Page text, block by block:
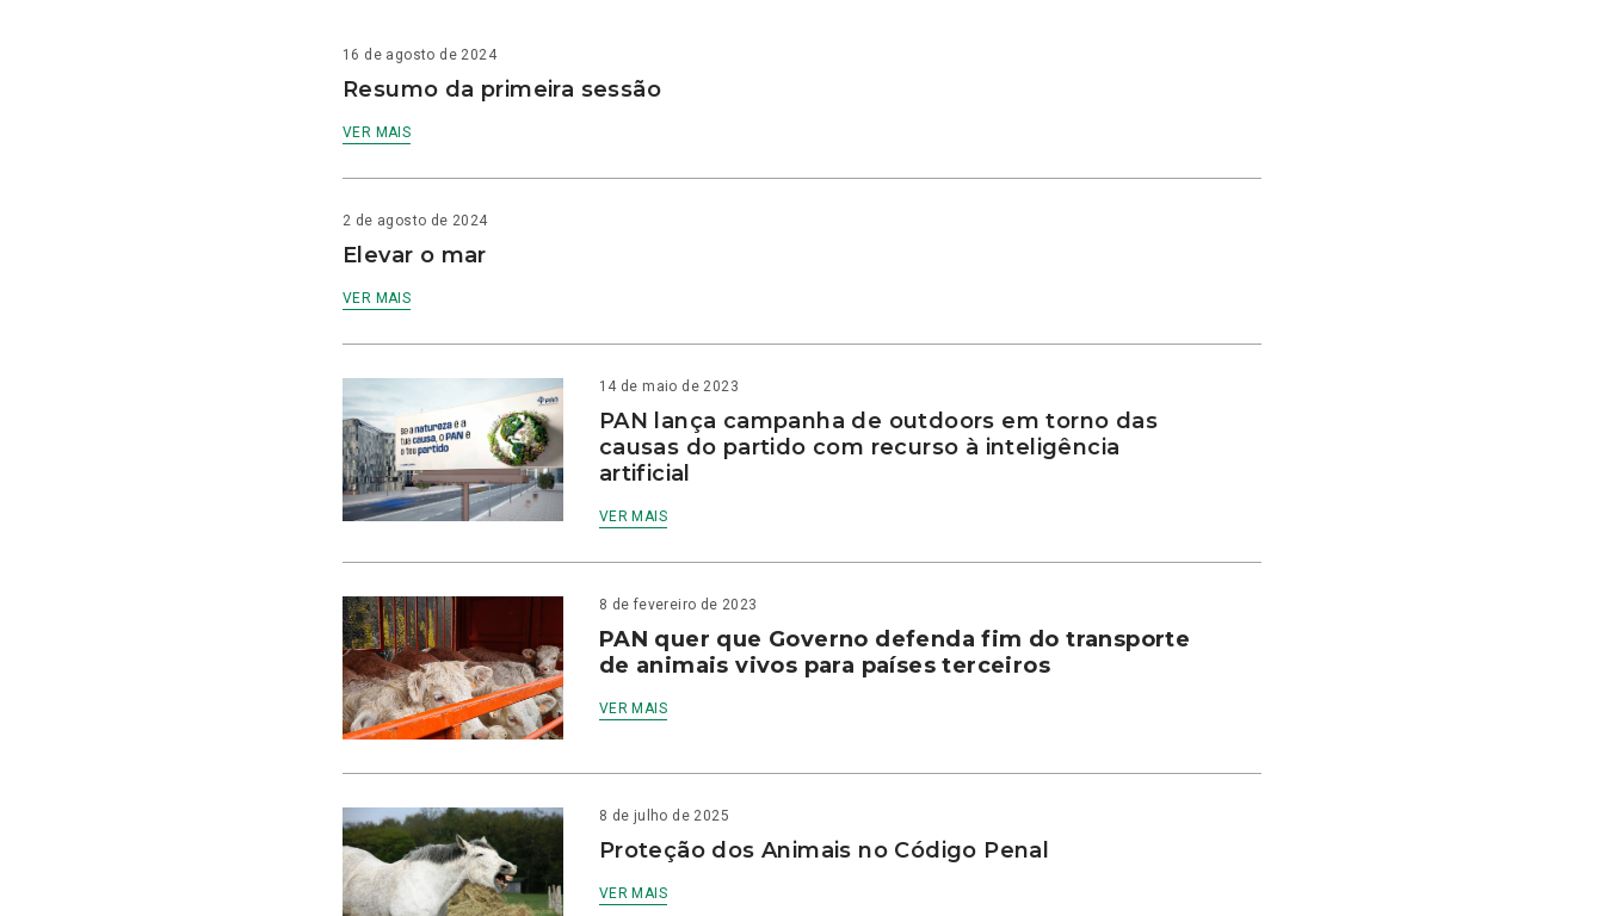
16 de agosto de 2024
Resumo da primeira sessão
VER MAIS
2 de agosto de 2024
Elevar o mar
VER MAIS
14 de maio de 2023
PAN lança campanha de outdoors em torno das
causas do partido com recurso à inteligência
artificial
VER MAIS
8 de fevereiro de 2023
PAN quer que Governo defenda fim do transporte
de animais vivos para países terceiros
VER MAIS
8 de julho de 2025
Proteção dos Animais no Código Penal
VER MAIS